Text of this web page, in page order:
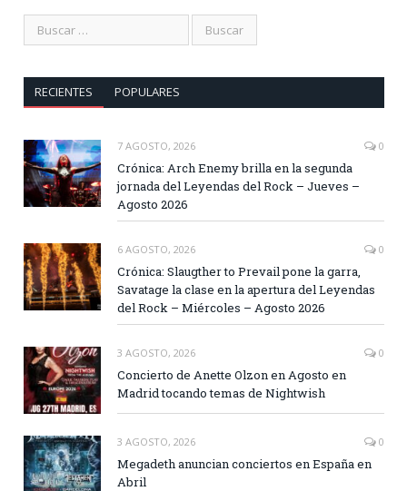
RECIENTES POPULARES
7 AGOSTO, 2026 0
Crónica: Arch Enemy brilla en la segunda
jornada del Leyendas del Rock – Jueves –
Agosto 2026
6 AGOSTO, 2026 0
Crónica: Slaugther to Prevail pone la garra,
Savatage la clase en la apertura del Leyendas
del Rock – Miércoles – Agosto 2026
3 AGOSTO, 2026 0
Concierto de Anette Olzon en Agosto en
Madrid tocando temas de Nightwish
3 AGOSTO, 2026 0
Megadeth anuncian conciertos en España en
Abril